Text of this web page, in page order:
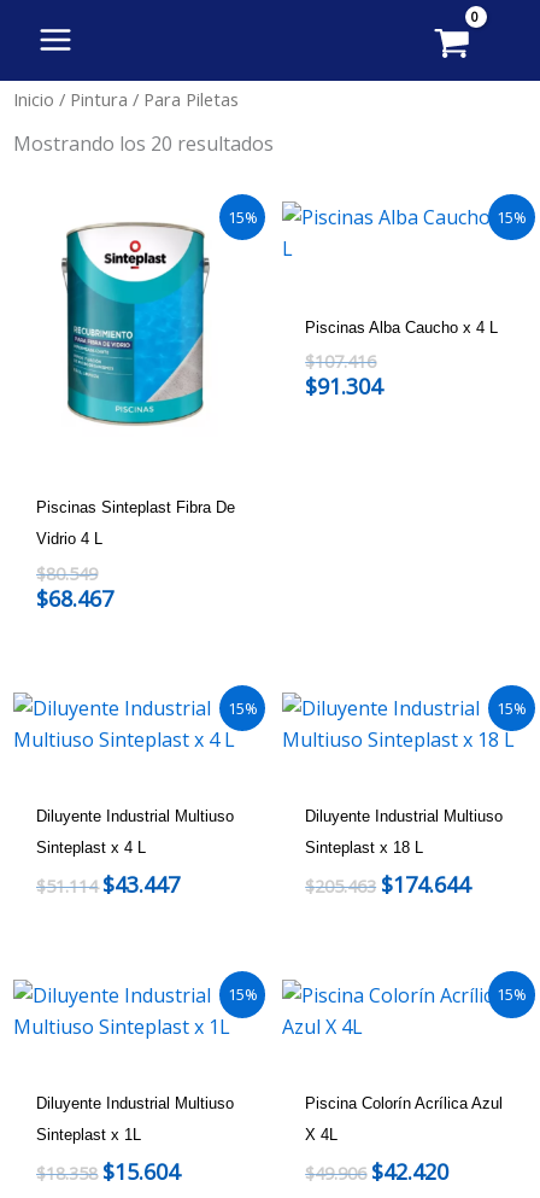
contenido
Inicio / Pintura / Para Piletas
Mostrando los 20 resultados
15%
Piscinas Sinteplast Fibra De
Vidrio 4 L
$80.549
$68.467
15%
Piscinas Alba Caucho x 4 L
$107.416
$91.304
15%
Diluyente Industrial Multiuso
Sinteplast x 4 L
$51.114 $43.447
15%
Diluyente Industrial Multiuso
Sinteplast x 18 L
$205.463 $174.644
15%
Diluyente Industrial Multiuso
Sinteplast x 1L
$18.358 $15.604
15%
Piscina Colorín Acrílica Azul
X 4L
$49.906 $42.420